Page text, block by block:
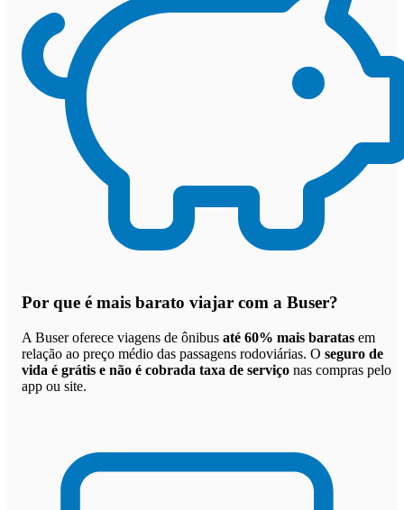
Por que é mais barato viajar com a Buser?
A Buser oferece viagens de ônibus até 60% mais baratas em
relação ao preço médio das passagens rodoviárias. O seguro de
vida é grátis e não é cobrada taxa de serviço nas compras pelo
app ou site.